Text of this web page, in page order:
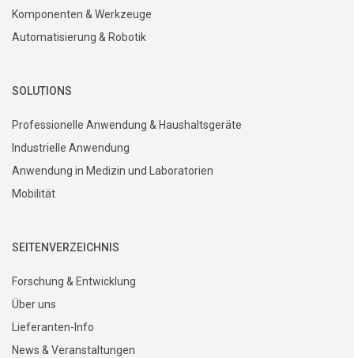
Komponenten & Werkzeuge
Automatisierung & Robotik
SOLUTIONS
Professionelle Anwendung & Haushaltsgeräte
Industrielle Anwendung
Anwendung in Medizin und Laboratorien
Mobilität
SEITENVERZEICHNIS
Forschung & Entwicklung
Über uns
Lieferanten-Info
News & Veranstaltungen